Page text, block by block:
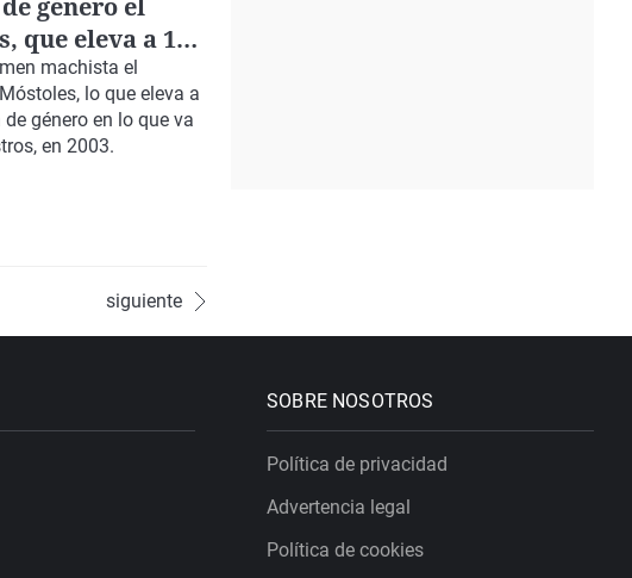
género el
que eleva a 16
machista el
lo que eleva a
género en lo que va
en 2003.
siguiente
SOBRE NOSOTROS
Política de privacidad
Advertencia legal
Política de cookies